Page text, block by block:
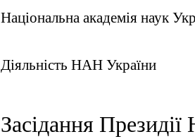
Національна академія наук
Діяльність НАН України
Засідання